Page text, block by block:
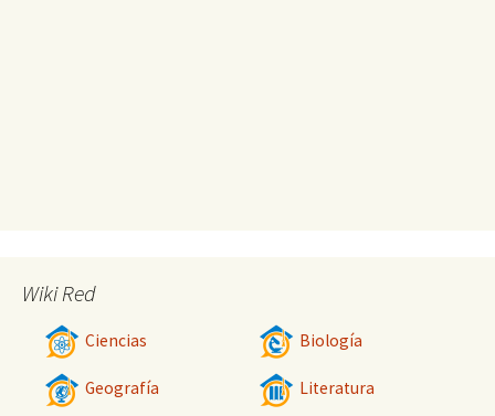
Wiki Red
Ciencias Biología
Geografía Literatura